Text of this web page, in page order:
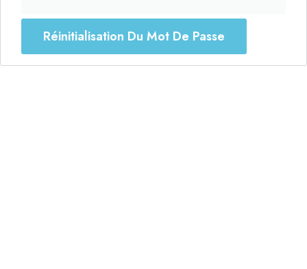
Réinitialisation Du Mot De Passe